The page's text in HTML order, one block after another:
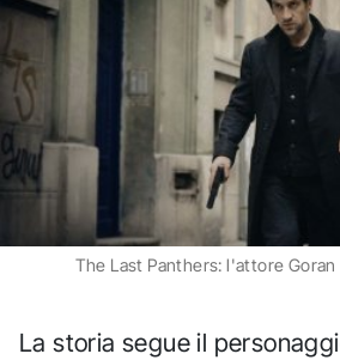
The Last Panthers: l'attore
La storia segue il